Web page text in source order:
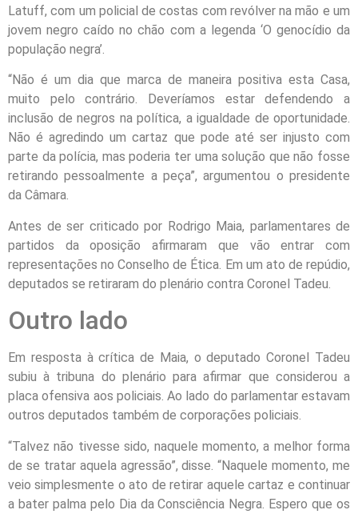
Latuff, com um policial de costas com revólver na mão e um
jovem negro caído no chão com a legenda ‘O genocídio da
população negra’.
“Não é um dia que marca de maneira positiva esta Casa,
muito pelo contrário. Deveríamos estar defendendo a
inclusão de negros na política, a igualdade de oportunidade.
Não é agredindo um cartaz que pode até ser injusto com
parte da polícia, mas poderia ter uma solução que não fosse
retirando pessoalmente a peça”, argumentou o presidente
da Câmara.
Antes de ser criticado por Rodrigo Maia, parlamentares de
partidos da oposição afirmaram que vão entrar com
representações no Conselho de Ética. Em um ato de repúdio,
deputados se retiraram do plenário contra Coronel Tadeu.
Outro lado
Em resposta à crítica de Maia, o deputado Coronel Tadeu
subiu à tribuna do plenário para afirmar que considerou a
placa ofensiva aos policiais. Ao lado do parlamentar estavam
outros deputados também de corporações policiais.
“Talvez não tivesse sido, naquele momento, a melhor forma
de se tratar aquela agressão”, disse. “Naquele momento, me
veio simplesmente o ato de retirar aquele cartaz e continuar
a bater palma pelo Dia da Consciência Negra. Espero que os